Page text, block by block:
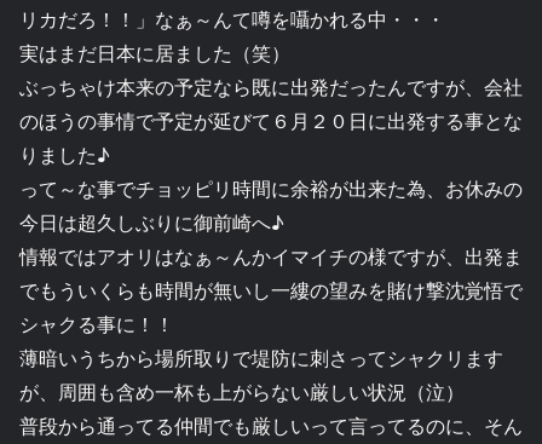
リカだろ！！」なぁ～んて噂を囁かれる中・・・
実はまだ日本に居ました（笑）
ぶっちゃけ本来の予定なら既に出発だったんですが、会社
のほうの事情で予定が延びて６月２０日に出発する事とな
りました♪
って～な事でチョッピリ時間に余裕が出来た為、お休みの
今日は超久しぶりに御前崎へ♪
情報ではアオリはなぁ～んかイマイチの様ですが、出発ま
でもういくらも時間が無いし一縷の望みを賭け撃沈覚悟で
シャクる事に！！
薄暗いうちから場所取りで堤防に刺さってシャクリます
が、周囲も含め一杯も上がらない厳しい状況（泣）
普段から通ってる仲間でも厳しいって言ってるのに、そん